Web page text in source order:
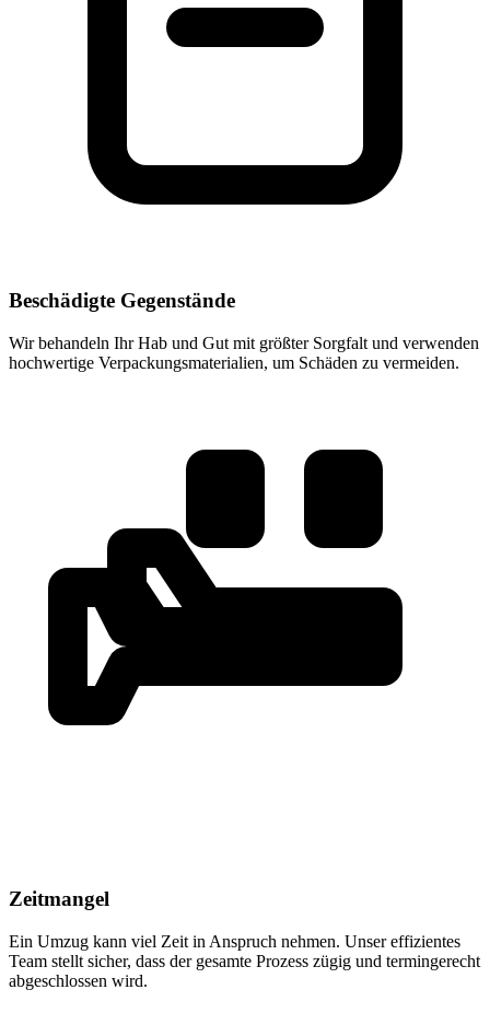
Beschädigte Gegenstände
Wir behandeln Ihr Hab und Gut mit größter Sorgfalt und verwenden
hochwertige Verpackungsmaterialien, um Schäden zu vermeiden.
Zeitmangel
Ein Umzug kann viel Zeit in Anspruch nehmen. Unser effizientes
Team stellt sicher, dass der gesamte Prozess zügig und termingerecht
abgeschlossen wird.